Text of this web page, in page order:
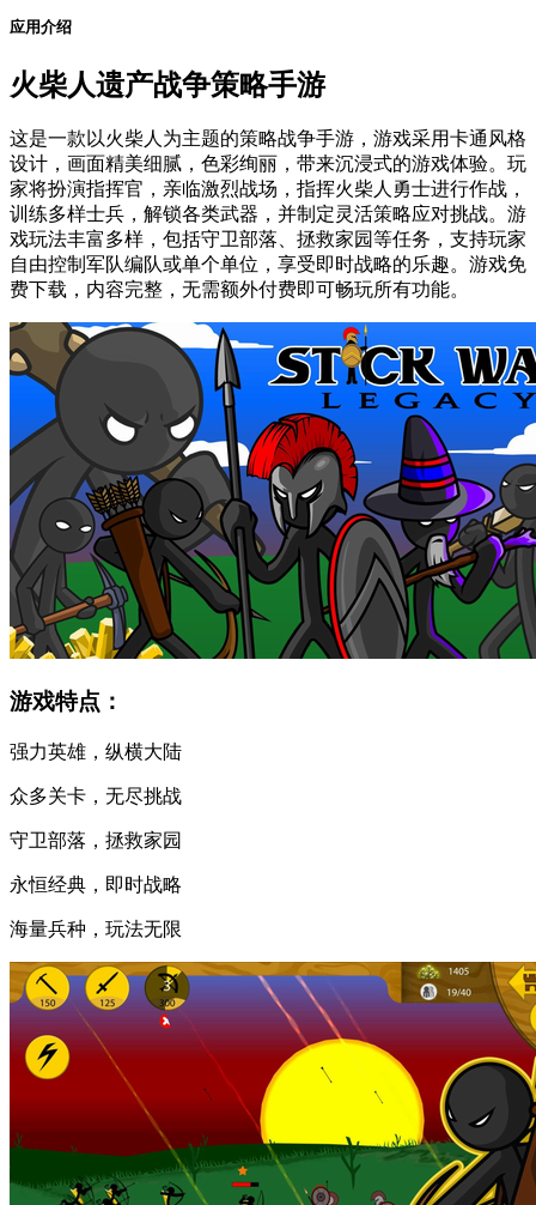
应用介绍
火柴人遗产战争策略手游
这是一款以火柴人为主题的策略战争手游，游戏采用卡通风格
设计，画面精美细腻，色彩绚丽，带来沉浸式的游戏体验。玩
家将扮演指挥官，亲临激烈战场，指挥火柴人勇士进行作战，
训练多样士兵，解锁各类武器，并制定灵活策略应对挑战。游
戏玩法丰富多样，包括守卫部落、拯救家园等任务，支持玩家
自由控制军队编队或单个单位，享受即时战略的乐趣。游戏免
费下载，内容完整，无需额外付费即可畅玩所有功能。
游戏特点：
强力英雄，纵横大陆
众多关卡，无尽挑战
守卫部落，拯救家园
永恒经典，即时战略
海量兵种，玩法无限